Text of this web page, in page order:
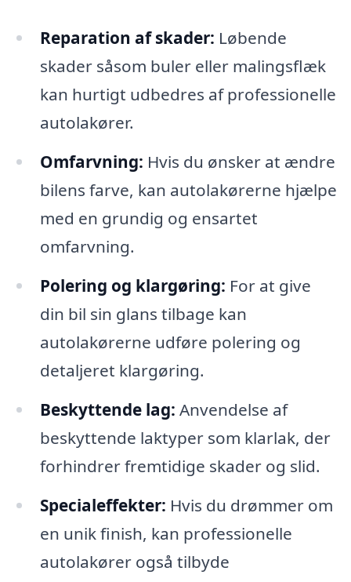
Reparation af skader: Løbende
skader såsom buler eller malingsflæk
kan hurtigt udbedres af professionelle
autolakører.
Omfarvning: Hvis du ønsker at ændre
bilens farve, kan autolakørerne hjælpe
med en grundig og ensartet
omfarvning.
Polering og klargøring: For at give
din bil sin glans tilbage kan
autolakørerne udføre polering og
detaljeret klargøring.
Beskyttende lag: Anvendelse af
beskyttende laktyper som klarlak, der
forhindrer fremtidige skader og slid.
Specialeffekter: Hvis du drømmer om
en unik finish, kan professionelle
autolakører også tilbyde